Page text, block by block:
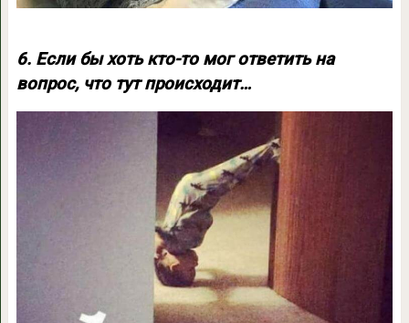
6. Если бы хоть кто-то мог ответить на
вопрос, что тут происходит…